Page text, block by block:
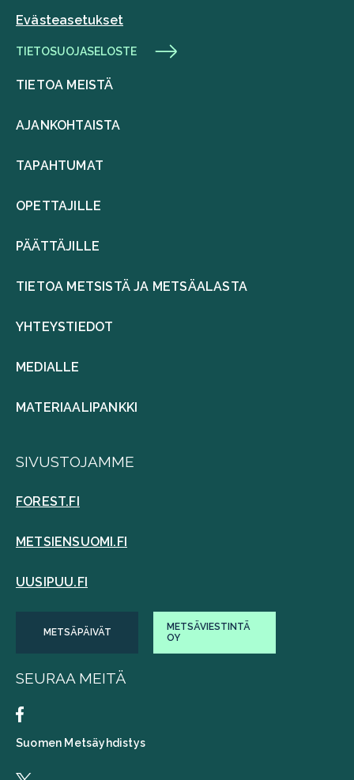
Evästeasetukset
TIETOSUOJASELOSTE
TIETOA MEISTÄ
AJANKOHTAISTA
TAPAHTUMAT
OPETTAJILLE
PÄÄTTÄJILLE
TIETOA METSISTÄ JA METSÄALASTA
YHTEYSTIEDOT
MEDIALLE
MATERIAALIPANKKI
SIVUSTOJAMME
FOREST.FI
METSIENSUOMI.FI
UUSIPUU.FI
METSÄPÄIVÄT
METSÄVIESTINTÄ
OY
SEURAA MEITÄ
Suomen Metsäyhdistys